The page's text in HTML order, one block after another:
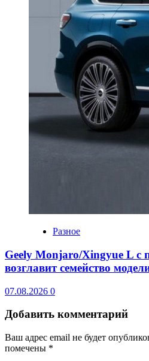
Разное
Geely Monjaro/Xingyue L с
возглавит семейство
07.08.2026 0
Добавить комментарий
Ваш адрес email не будет
помечены *